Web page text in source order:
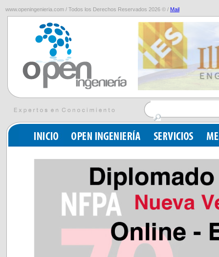
www.openingenieria.com / Todos los Derechos Reservados 2026 © / Mail